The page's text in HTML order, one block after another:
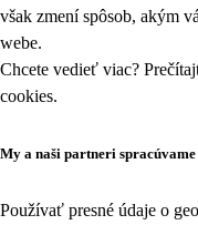
však zmení spôsob, akým
webe.
Chcete vedieť viac?
cookies.
My a naši partneri
Používať presné údaje o